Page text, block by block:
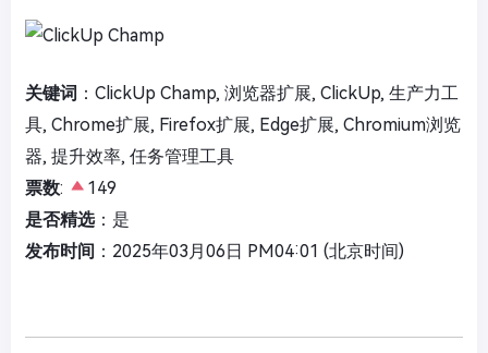
关键词 ：ClickUp Champ, 浏览器扩展, ClickUp, 生产力工
具, Chrome扩展, Firefox扩展, Edge扩展, Chromium浏览
器, 提升效率, 任务管理工具
票数:
149
是否精选：是
发布时间 ：2025年03月06日 PM04:01 (北京时间)